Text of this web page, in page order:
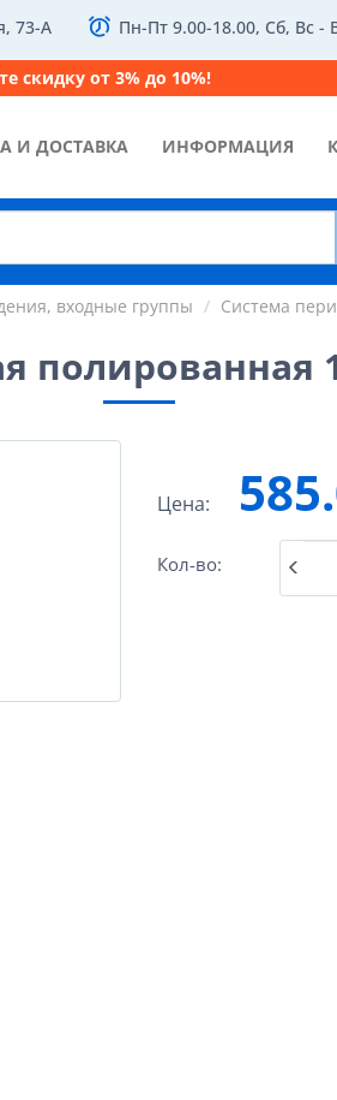
73-А Пн-Пт 9.00-18.00, Сб, Вс -
скидку от 3% до 10%!
И ДОСТАВКА ИНФОРМАЦИЯ
входные группы Система
полированная
Цена:
Кол-во: